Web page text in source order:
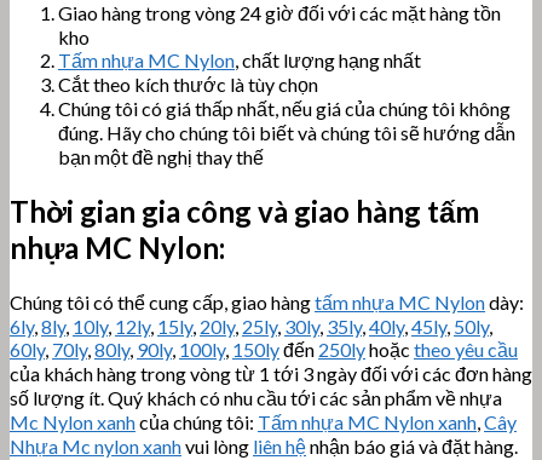
Giao hàng trong vòng 24 giờ đối với các mặt hàng tồn
kho
Tấm nhựa MC Nylon, chất lượng hạng nhất
Cắt theo kích thước là tùy chọn
Chúng tôi có giá thấp nhất, nếu giá của chúng tôi không
đúng. Hãy cho chúng tôi biết và chúng tôi sẽ hướng dẫn
bạn một đề nghị thay thế
Thời gian gia công và giao hàng tấm
nhựa MC Nylon:
Chúng tôi có thể cung cấp, giao hàngtấm nhựa MC Nylondày:
6ly,8ly, 10ly, 12ly, 15ly, 20ly, 25ly, 30ly, 35ly,40ly,45ly, 50ly,
60ly, 70ly,80ly, 90ly, 100ly, 150lyđến 250lyhoặc theo yêu cầu
của khách hàng trong vòng từ 1 tới 3 ngày đối với các đơn hàng
số lượng ít. Quý khách có nhu cầu tới các sản phẩm về nhựa
Mc Nylon xanhcủa chúng tôi: Tấm nhựa MC Nylon xanh,Cây
Nhựa Mc nylon xanhvui lòng liên hệnhận báo giá và đặt hàng.